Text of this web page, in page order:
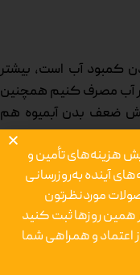
کمبود آب است، بیشتر
آب مصرف کنیم همچنین
ضعف بدن آبمیوه هم
هزینه‌های تأمین و
آینده به‌روزرسانی
موردنظرتون
همین روزها ثبت کنید
اعتماد و همراهی شما